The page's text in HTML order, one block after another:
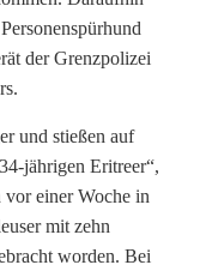
der Grenzpolizei
und stießen auf
jährigen Eritreer“,
einer Woche in
mit zehn
worden. Bei